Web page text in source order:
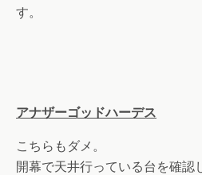
す。
アナザーゴッドハーデス
こちらもダメ。
開幕で天井行っている台を確認